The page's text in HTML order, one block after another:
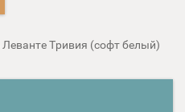
Тривия (софт белый)